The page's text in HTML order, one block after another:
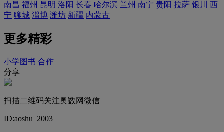
南昌 福州 昆明 洛阳 长春 哈尔滨 兰州 南宁 贵阳 拉萨 银川 西
宁 聊城 淄博 潍坊 新疆 内蒙古
更多精彩
小学图书 合作
分享
扫描二维码关注奥数网微信
ID:aoshu_2003